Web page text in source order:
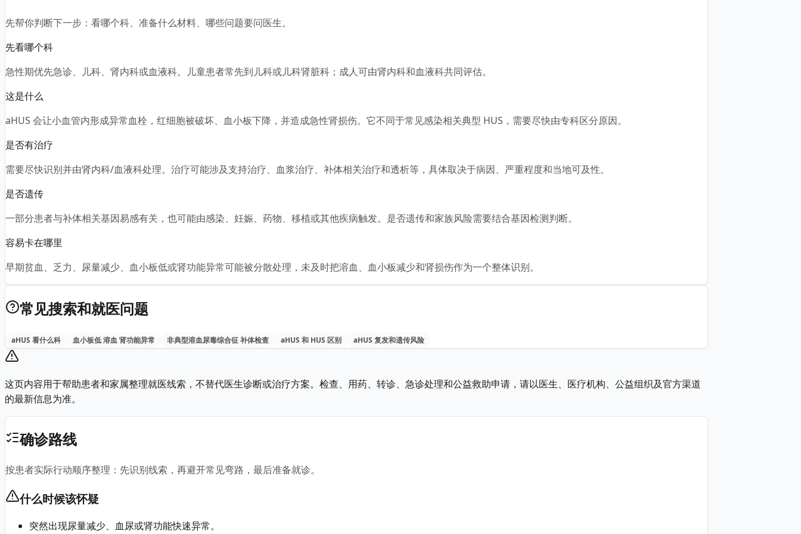
先帮你判断下一步：看哪个科、准备什么材料、哪些问题要问医生。
先看哪个科
急性期优先急诊、儿科、肾内科或血液科。儿童患者常先到儿科或儿科肾脏科；成人可由肾内科和血液科共同评估。
这是什么
aHUS 会让小血管内形成异常血栓，红细胞被破坏、血小板下降，并造成急性肾损伤。它不同于常见感染相关典型 HUS，需要尽快由专科区分原因。
是否有治疗
需要尽快识别并由肾内科/血液科处理。治疗可能涉及支持治疗、血浆治疗、补体相关治疗和透析等，具体取决于病因、严重程度和当地可及性。
是否遗传
一部分患者与补体相关基因易感有关，也可能由感染、妊娠、药物、移植或其他疾病触发。是否遗传和家族风险需要结合基因检测判断。
容易卡在哪里
早期贫血、乏力、尿量减少、血小板低或肾功能异常可能被分散处理，未及时把溶血、血小板减少和肾损伤作为一个整体识别。
常见搜索和就医问题
aHUS 看什么科 血小板低 溶血 肾功能异常 非典型溶血尿毒综合征 补体检查 aHUS 和 HUS 区别 aHUS 复发和遗传风险
这页内容用于帮助患者和家属整理就医线索，不替代医生诊断或治疗方案。检查、用药、转诊、急诊处理和公益救助申请，请以医生、医疗机构、公益组织及官方渠道
的最新信息为准。
确诊路线
按患者实际行动顺序整理：先识别线索，再避开常见弯路，最后准备就诊。
什么时候该怀疑
突然出现尿量减少、血尿或肾功能快速异常。